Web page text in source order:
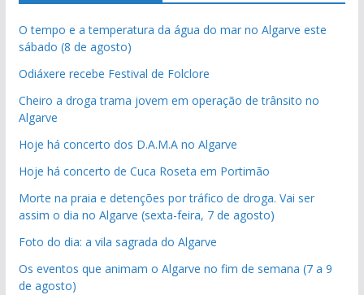
O tempo e a temperatura da água do mar no Algarve este
sábado (8 de agosto)
Odiáxere recebe Festival de Folclore
Cheiro a droga trama jovem em operação de trânsito no
Algarve
Hoje há concerto dos D.A.M.A no Algarve
Hoje há concerto de Cuca Roseta em Portimão
Morte na praia e detenções por tráfico de droga. Vai ser
assim o dia no Algarve (sexta-feira, 7 de agosto)
Foto do dia: a vila sagrada do Algarve
Os eventos que animam o Algarve no fim de semana (7 a 9
de agosto)